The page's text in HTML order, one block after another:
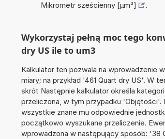
Mikrometr sześcienny [µm³]
'.
Wykorzystaj pełną moc tego
dry US ile to um3
Kalkulator ten pozwala na wprowadzenie
miary; na przykład '461 Quart dry US'. W
skrót Następnie kalkulator określa
przeliczona, w tym przypadku
wszystkie znane mu odpowiednie
początkowo wyszukane przeliczenie.
wprowadzona w następujący sposób: '38